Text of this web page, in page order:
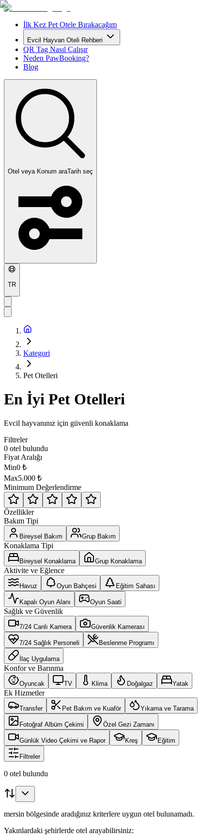
İlk Kez Pet Otele Bırakacağım
Evcil Hayvan Oteli Rehberi
QR Tag Nasıl Çalışır
Neden PawBooking?
Blog
Otel veya Konum araTarih seç
TR
Kategori
Pet Otelleri
En İyi Pet Otelleri
Evcil hayvanınız için güvenli konaklama
Filtreler
0 otel bulundu
Fiyat Aralığı
Min0 ₺
Max5.000 ₺
Minimum Değerlendirme
Özellikler
Bakım Tipi
Bireysel Bakım Grup Bakım
Konaklama Tipi
Bireysel Konaklama Grup Konaklama
Aktivite ve Eğlence
Havuz Oyun Bahçesi Eğitim Sahası
Kapalı Oyun Alanı Oyun Saati
Sağlık ve Güvenlik
7/24 Canlı Kamera Güvenlik Kamerası
7/24 Sağlık Personeli Beslenme Programı
İlaç Uygulama
Konfor ve Barınma
Oyuncak TV Klima Doğalgaz Yatak
Ek Hizmetler
Transfer Pet Bakım ve Kuaför Yıkama ve Tarama
Fotoğraf Albüm Çekimi Özel Gezi Zamanı
Günlük Video Çekimi ve Rapor Kreş Eğitim
Filtreler
0 otel bulundu
mersin bölgesinde aradığınız kriterlere uygun otel bulunamadı.
Yakınlardaki şehirlerde otel arayabilirsiniz: